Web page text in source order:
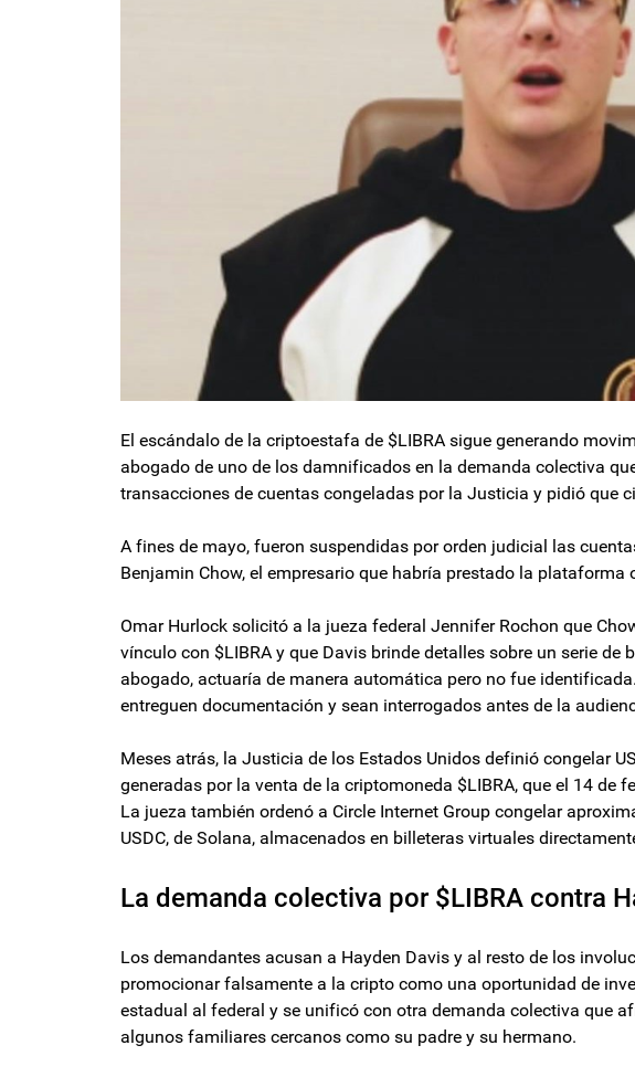
El escándalo de la criptoestafa de $LIBRA sigue generando
abogado de uno de los damnificados en la demanda colectiva
transacciones de cuentas congeladas por la Justicia y pidió que
A fines de mayo, fueron suspendidas por orden judicial las
Benjamin Chow, el empresario que habría prestado la plataforma
Omar Hurlock solicitó a la jueza federal Jennifer Rochon que
vínculo con $LIBRA y que Davis brinde detalles sobre un serie de
abogado, actuaría de manera automática pero no fue
entreguen documentación y sean interrogados antes de la
Meses atrás, la Justicia de los Estados Unidos definió congelar
generadas por la venta de la criptomoneda $LIBRA, que el 14 de
La jueza también ordenó a Circle Internet Group congelar
USDC, de Solana, almacenados en billeteras virtuales
La demanda colectiva por $LIBRA contra
Los demandantes acusan a Hayden Davis y al resto de los
promocionar falsamente a la cripto como una oportunidad de
estadual al federal y se unificó con otra demanda colectiva que
algunos familiares cercanos como su padre y su hermano.